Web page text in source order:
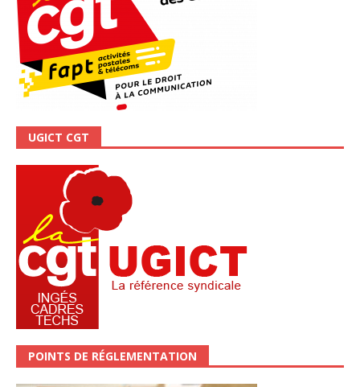
UGICT CGT
POINTS DE RÉGLEMENTATION